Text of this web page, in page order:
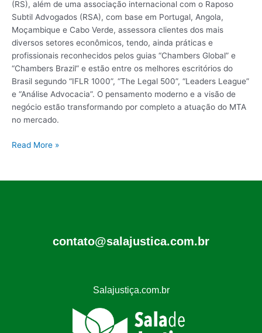
(RS), além de uma associação internacional com o Raposo
Subtil Advogados (RSA), com base em Portugal, Angola,
Moçambique e Cabo Verde, assessora clientes dos mais
diversos setores econômicos, tendo, ainda práticas e
profissionais reconhecidos pelos guias “Chambers Global” e
“Chambers Brazil” e estão entre os melhores escritórios do
Brasil segundo “IFLR 1000”, “The Legal 500”, “Leaders League”
e “Análise Advocacia”. O pensamento moderno e a visão de
negócio estão transformando por completo a atuação do MTA
no mercado.
Read More »
contato@salajustica.com.br
Salajustiça.com.br